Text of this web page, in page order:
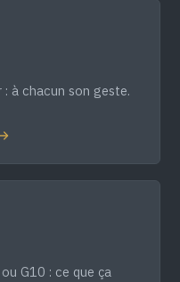
à chacun son geste.
G10 : ce que ça